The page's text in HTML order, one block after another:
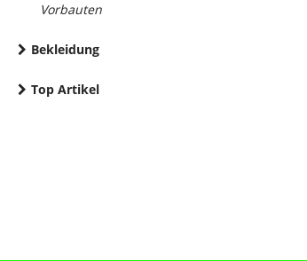
Vorbauten
Bekleidung
Top Artikel